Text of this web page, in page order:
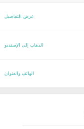
عرض التفاصيل
الذهاب إلى الإستديو
الهاتف والعنوان